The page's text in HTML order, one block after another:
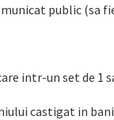
public
intr-un set de
castigat in